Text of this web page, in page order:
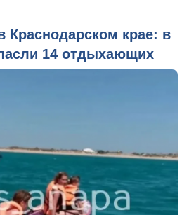
Краснодарском крае: в
14 отдыхающих